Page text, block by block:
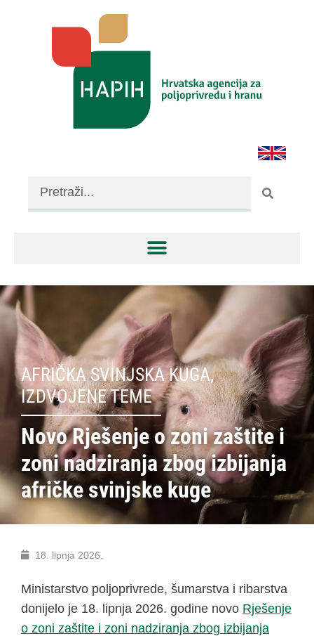
AFRIČKA SVINJSKA KUGA,
IZDVOJENE TEME
Novo Rješenje o zoni zaštite i
zoni nadziranja zbog izbijanja
afričke svinjske kuge
18. lipnja 2026.
Ministarstvo poljoprivrede, šumarstva i ribarstva
donijelo je 18. lipnja 2026. godine novo Rješenje
o zoni zaštite i zoni nadziranja zbog izbijanja